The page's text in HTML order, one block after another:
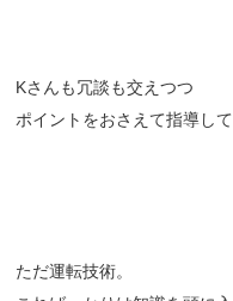
Kさんも冗談も交えつつ
ポイントをおさえて指導して
ただ運転技術。